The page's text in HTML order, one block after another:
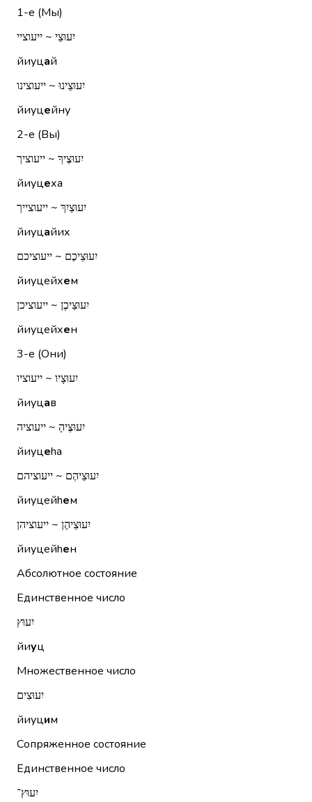
1-е (Мы)
יִעוּצַי ~ ייעוציי
йиуцай
יִעוּצֵינוּ ~ ייעוצינו
йиуцейну
2-е (Вы)
יִעוּצֶיךָ ~ ייעוציך
йиуцеха
יִעוּצַיִךְ ~ ייעוצייך
йиуцайих
יִעוּצֵיכֶם ~ ייעוציכם
йиуцейхем
יִעוּצֵיכֶן ~ ייעוציכן
йиуцейхен
3-е (Они)
יִעוּצָיו ~ ייעוציו
йиуцав
יִעוּצֶיהָ ~ ייעוציה
йиуцеhа
יִעוּצֵיהֶם ~ ייעוציהם
йиуцейhем
יִעוּצֵיהֶן ~ ייעוציהן
йиуцейhен
Абсолютное состояние
Единственное число
יִעוּץ
йиуц
Множественное число
יִעוּצִים
йиуцим
Сопряженное состояние
Единственное число
יִעוּץ־